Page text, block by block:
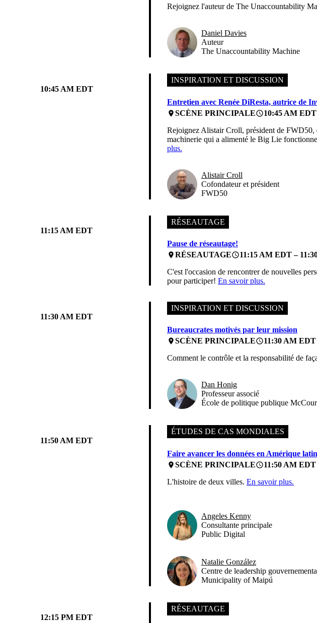
Rejoignez l'auteur de The Unaccountability
Daniel Davies
Auteur
The Unaccountability Machine
10:45 AM EDT
INSPIRATION ET DISCUSSION
Entretien avec Renée DiResta, autrice de
placeSCÈNE PRINCIPALEaccess_time10:45 AM
Rejoignez Alistair Croll, président de FWD50,
machinerie qui a alimenté le Big Lie
plus.
Alistair Croll
Cofondateur et président
FWD50
11:15 AM EDT
RÉSEAUTAGE
Pause de réseautage!
placeRÉSEAUTAGEaccess_time11:15 AM EDT –
C'est l'occasion de rencontrer de nouvelles
pour participer! En savoir plus.
11:30 AM EDT
INSPIRATION ET DISCUSSION
Bureaucrates motivés par leur mission
placeSCÈNE PRINCIPALEaccess_time11:30 AM
Comment le contrôle et la responsabilité de
Dan Honig
Professeur associé
École de politique publique
11:50 AM EDT
ÉTUDES DE CAS MONDIALES
Faire avancer les données en Amérique
placeSCÈNE PRINCIPALEaccess_time11:50 AM
L'histoire de deux villes. En savoir plus.
Angeles Kenny
Consultante principale
Public Digital
Natalie González
Centre de leadership
Municipality of Maipú
12:15 PM EDT
RÉSEAUTAGE